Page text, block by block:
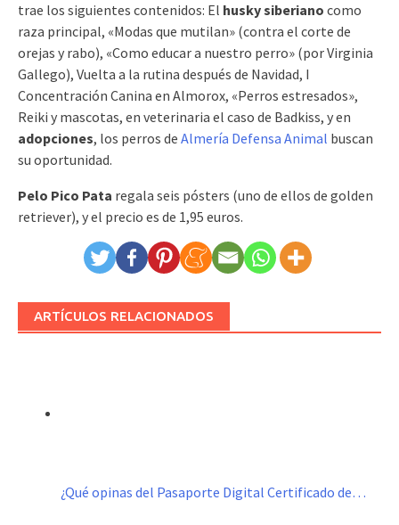
trae los siguientes contenidos: El husky siberiano como
raza principal, «Modas que mutilan» (contra el corte de
orejas y rabo), «Como educar a nuestro perro» (por Virginia
Gallego), Vuelta a la rutina después de Navidad, I
Concentración Canina en Almorox, «Perros estresados»,
Reiki y mascotas, en veterinaria el caso de Badkiss, y en
adopciones, los perros de Almería Defensa Animal buscan
su oportunidad.
Pelo Pico Pata regala seis pósters (uno de ellos de golden
retriever), y el precio es de 1,95 euros.
ARTÍCULOS RELACIONADOS
¿Qué opinas del Pasaporte Digital Certificado de…